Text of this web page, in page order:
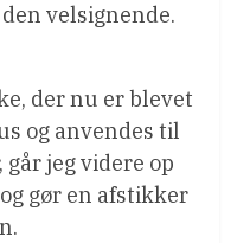
velsignende.
der nu er blevet
og anvendes til
jeg videre op
gør en afstikker